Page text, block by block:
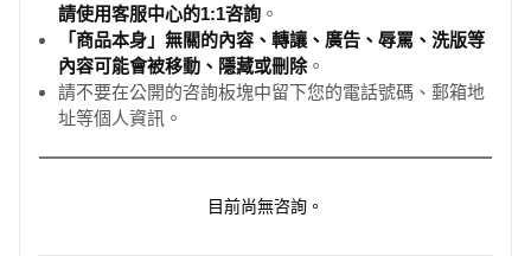
請使用客服中心的1:1咨詢 。
「商品本身」無關的內容、轉讓、廣告、辱罵、洗版等
內容可能會被移動、隱藏或刪除。
請不要在公開的咨詢板塊中留下您的電話號碼、郵箱地
址等個人資訊。
目前尚無咨詢。